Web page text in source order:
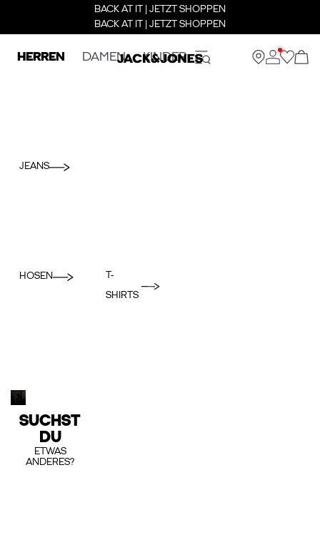
BACK AT IT | JETZT SHOPPEN
BACK AT IT | JETZT SHOPPEN
HERREN DAMEN KINDER
JEANS
HOSEN
T-
SHIRTS
SUCHST
DU
ETWAS
ANDERES?